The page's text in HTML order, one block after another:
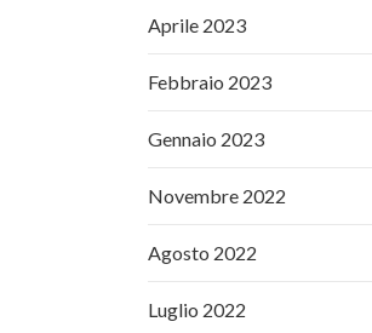
Aprile 2023
Febbraio 2023
Gennaio 2023
Novembre 2022
Agosto 2022
Luglio 2022